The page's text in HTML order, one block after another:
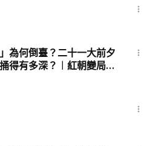
為何倒臺？二十一大前夕
得有多深？︱紅朝變局︱